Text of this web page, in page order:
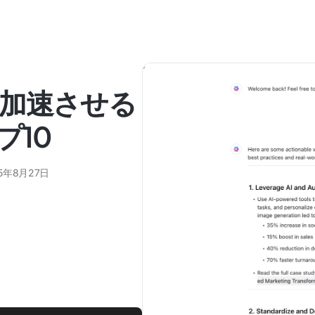
速させる
10
8月27日